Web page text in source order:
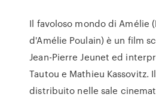
Il favoloso mondo di Amélie
d'Amélie Poulain) è un film
Jean-Pierre Jeunet ed
Tautou e Mathieu Kassovitz.
distribuito nelle sale